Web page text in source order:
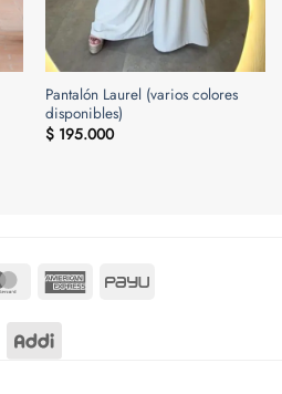
Pantalón Laurel (varios colores
disponibles)
$195.000
MasterCardAmericanPayU